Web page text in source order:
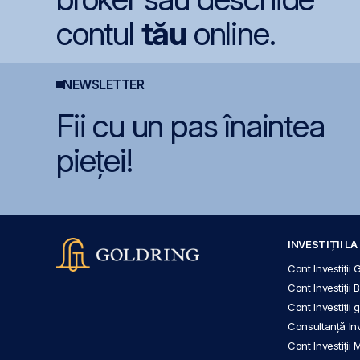
contul tău online.
NEWSLETTER
Fii cu un pas înaintea
pieței!
INVESTIȚII LA
Cont Investiții
Cont Investiții
Cont Investiții
Consultanță
Cont Investiții